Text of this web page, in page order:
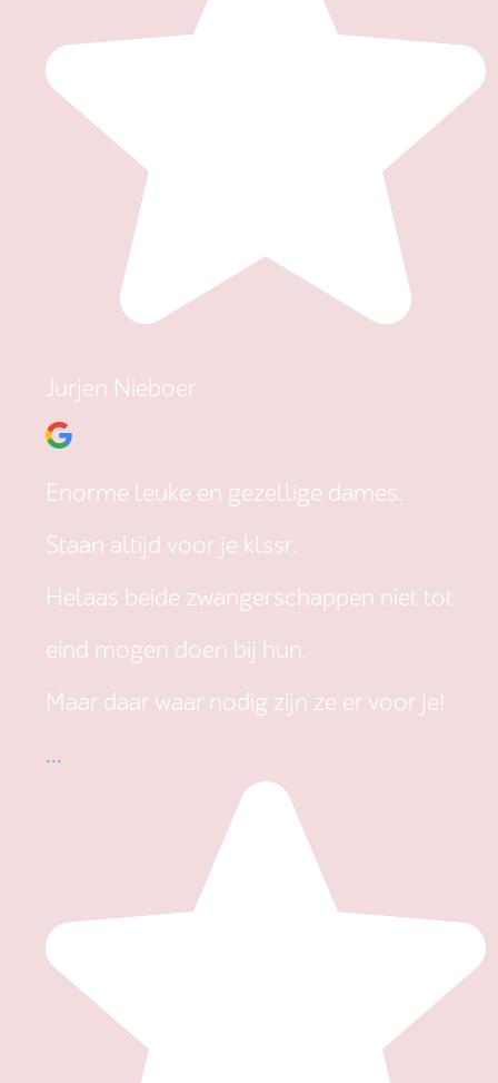
Jurjen Nieboer
Enorme leuke en gezellige dames.
Staan altijd voor je klssr.
Helaas beide zwangerschappen niet tot
eind mogen doen bij hun.
Maar daar waar nodig zijn ze er voor je!
...